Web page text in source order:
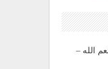
الله –